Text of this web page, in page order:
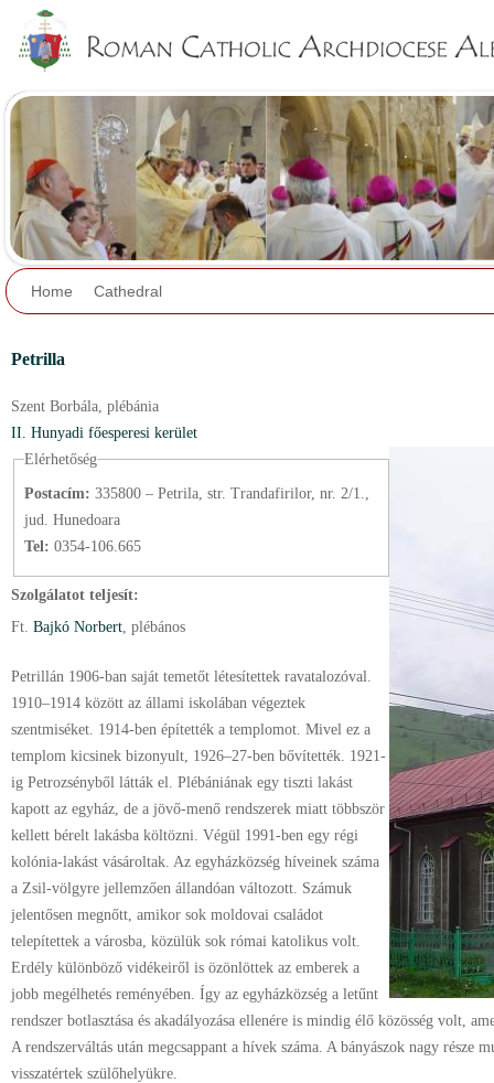
Home Cathedral
Petrilla
Szent Borbála, plébánia
II. Hunyadi főesperesi kerület
Elérhetőség
Postacím: 335800 – Petrila, str. Trandafirilor, nr. 2/1.,
jud. Hunedoara
Tel: 0354-106.665
Szolgálatot teljesít:
Ft. Bajkó Norbert , plébános
Petrillán 1906-ban saját temetőt létesítettek ravatalozóval.
1910–1914 között az állami iskolában végeztek
szentmiséket. 1914-ben építették a templomot. Mivel ez a
templom kicsinek bizonyult, 1926–27-ben bővítették. 1921-
ig Petrozsényből látták el. Plébániának egy tiszti lakást
kapott az egyház, de a jövő-menő rendszerek miatt többször
kellett bérelt lakásba költözni. Végül 1991-ben egy régi
kolónia-lakást vásároltak. Az egyházközség híveinek száma
a Zsil-völgyre jellemzően állandóan változott. Számuk
jelentősen megnőtt, amikor sok moldovai családot
telepítettek a városba, közülük sok római katolikus volt.
Erdély különböző vidékeiről is özönlöttek az emberek a
jobb megélhetés reményében. Így az egyházközség a letűnt
rendszer botlasztása és akadályozása ellenére is mindig élő közösség volt,
A rendszerváltás után megcsappant a hívek száma. A bányászok nagy része
visszatértek szülőhelyükre.